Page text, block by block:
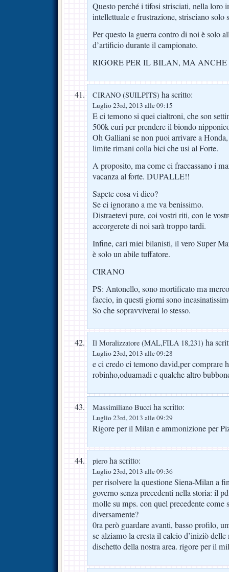
Questo perché i tifosi strisciati, nella loro
intellettuale e frustrazione, strisciano solo
Per questo la guerra contro di noi è solo
d’artificio durante il campionato.
RIGORE PER IL BILAN, MA
CIRANO (SUILPITS) ha scritto:
Luglio 23rd, 2013 alle 09:15
E ci temono si quei cialtroni, che son
500k euri per prendere il biondo
Oh Galliani se non puoi arrivare a
limite rimani colla bici che usi al Forte.
A proposito, ma come ci fraccassano i
vacanza al forte. DUPALLE!!
Sapete cosa vi dico?
Se ci ignorano a me va benissimo.
Distraetevi pure, coi vostri riti, con le
accorgerete di noi sarà troppo tardi.
Infine, cari miei bilanisti, il vero Super
è solo un abile tuffatore.
CIRANO
PS: Antonello, sono mortificato ma
faccio, in questi giorni sono
So che sopravviverai lo stesso.
Il Moralizzatore (MAL,FILA 18,231) ha
Luglio 23rd, 2013 alle 09:28
e ci credo ci temono david,per comprare
robinho,oduamadi e qualche altro
Massimiliano Bucci ha scritto:
Luglio 23rd, 2013 alle 09:29
Rigore per il Milan e ammonizione per
piero ha scritto:
Luglio 23rd, 2013 alle 09:36
per risolvere la questione Siena-Milan a
governo senza precedenti nella storia: il
molle su mps. con quel precedente come
diversamente?
0ra però guardare avanti, basso profilo,
se alziamo la cresta il calcio d’iniziò delle
dischetto della nostra area. rigore per il